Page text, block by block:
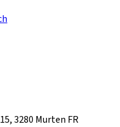
3280 Murten FR